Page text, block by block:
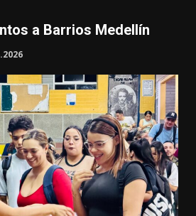
a Barrios Medellín